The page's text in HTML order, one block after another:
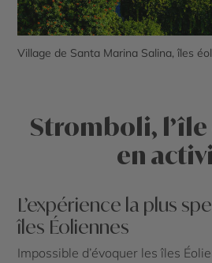
Village de Santa Marina Salina, îles
Stromboli, l’île
en
L’expérience la plus
îles Éoliennes
Impossible d’évoquer les îles